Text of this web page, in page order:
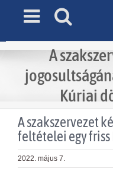
A
Kúriai
A szakszervezet
feltételei egy
2022. május 7.